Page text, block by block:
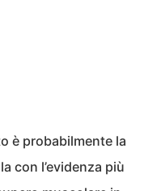
è probabilmente la
con l’evidenza più